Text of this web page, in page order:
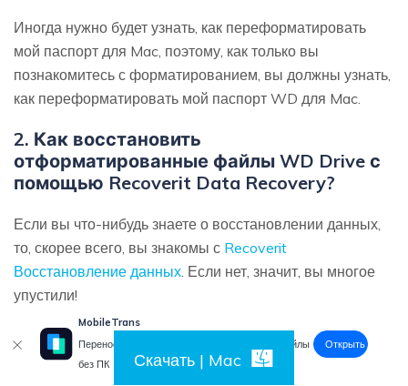
Иногда нужно будет узнать, как переформатировать
мой паспорт для Mac, поэтому, как только вы
познакомитесь с форматированием, вы должны узнать,
как переформатировать мой паспорт WD для Mac.
2. Как восстановить
отформатированные файлы WD Drive с
помощью Recoverit Data Recovery?
Если вы что-нибудь знаете о восстановлении данных,
то, скорее всего, вы знакомы с Recoverit
Восстановление данных. Если нет, значит, вы многое
упустили!
Скачать | Mac
MobileTrans
Перенос данных смартфона, WhatsApp и файлы
без ПК
Открыть